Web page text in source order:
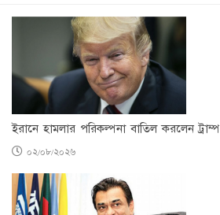
ইরানে হামলার পরিকল্পনা বাতিল করলেন ট্রাম্প
০২/০৮/২০২৬